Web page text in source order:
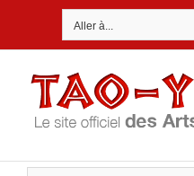
Aller à...